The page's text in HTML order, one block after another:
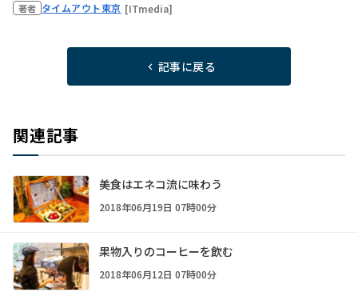
著者 タイムアウト東京 [ITmedia]
記事に戻る
関連記事
美食はエネコ流に味わう
2018年06月19日 07時00分
果物入りのコーヒーを飲む
2018年06月12日 07時00分